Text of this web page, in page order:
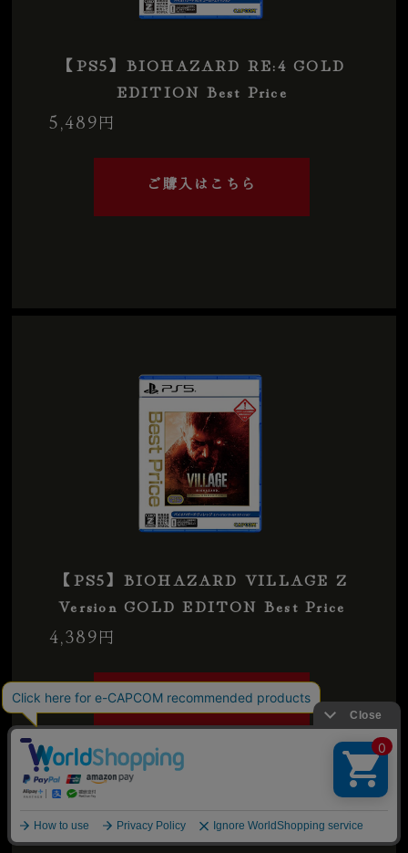
【PS5】BIOHAZARD RE:4 GOLD
EDITION Best Price
5,489円
ご購入はこちら
【PS5】BIOHAZARD VILLAGE Z
Version GOLD EDITON Best Price
4,389円
ご購入はこちら